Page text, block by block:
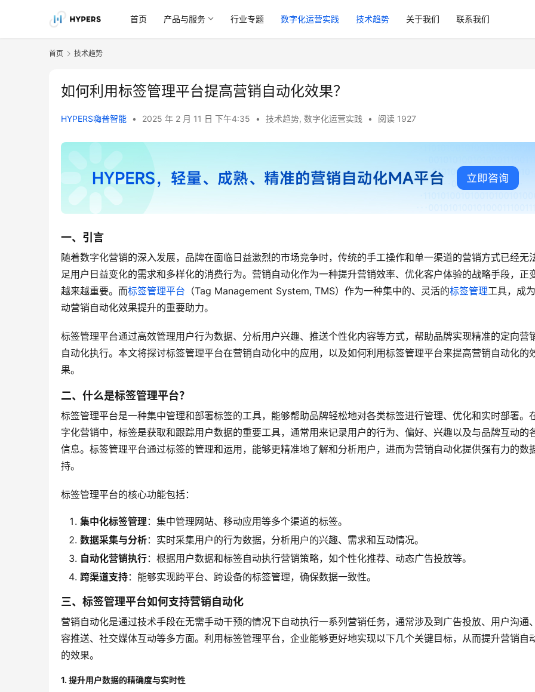
首页 产品与服务 行业专题 数字化运营实践 技术趋势 关于我们 联系我们
首页 技术趋势
如何利用标签管理平台提高营销自动化效果？
HYPERS嗨普智能 • 2025 年 2 月 11 日 下午4:35 • 技术趋势, 数字化运营实践 • 阅读 1927
一、引言
随着数字化营销的深入发展，品牌在面临日益激烈的市场竞争时，传统的手工操作和单一渠道的营销方式已经无
足用户日益变化的需求和多样化的消费行为。营销自动化作为一种提升营销效率、优化客户体验的战略手段，正
越来越重要。而标签管理平台 （Tag Management System, TMS）作为一种集中的、灵活的标签管理工具，成
动营销自动化效果提升的重要助力。
标签管理平台通过高效管理用户行为数据、分析用户兴趣、推送个性化内容等方式，帮助品牌实现精准的定向营
自动化执行。本文将探讨标签管理平台在营销自动化中的应用，以及如何利用标签管理平台来提高营销自动化的
果。
二、什么是标签管理平台？
标签管理平台是一种集中管理和部署标签的工具，能够帮助品牌轻松地对各类标签进行管理、优化和实时部署。
字化营销中，标签是获取和跟踪用户数据的重要工具，通常用来记录用户的行为、偏好、兴趣以及与品牌互动的
信息。标签管理平台通过标签的管理和运用，能够更精准地了解和分析用户，进而为营销自动化提供强有力的数
持。
标签管理平台的核心功能包括：
集中化标签管理 ：集中管理网站、移动应用等多个渠道的标签。
数据采集与分析：实时采集用户的行为数据，分析用户的兴趣、需求和互动情况。
自动化营销执行：根据用户数据和标签自动执行营销策略，如个性化推荐、动态广告投放等。
跨渠道支持：能够实现跨平台、跨设备的标签管理，确保数据一致性。
三、标签管理平台如何支持营销自动化
营销自动化是通过技术手段在无需手动干预的情况下自动执行一系列营销任务，通常涉及到广告投放、用户沟通
容推送、社交媒体互动等多方面。利用标签管理平台，企业能够更好地实现以下几个关键目标，从而提升营销自
的效果。
1. 提升用户数据的精确度与实时性